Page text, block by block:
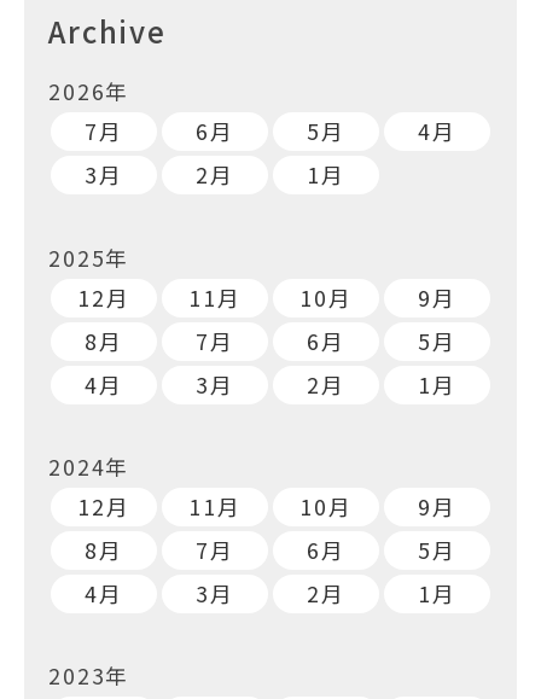
Archive
2026年
7月
6月 5月
4月
3月
2月 1月
2025年
12月
11月 10月
9月
8月
7月 6月
5月
4月
3月 2月 1月
2024年
12月
11月 10月
9月
8月
7月 6月
5月
4月
3月 2月 1月
2023年